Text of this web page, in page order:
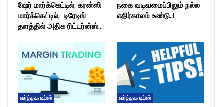
ஷேர் மார்க்கெட்டில், கரன்ஸி
மார்க்கெட்டில், டிரேடிங்
தளத்தில் அதிக ரிட்டர்ன்ஸ்…
நகை வடிவமைப்பிலும் நல்ல
எதிர்காலம் உண்டு..!
வர்த்தக டிப்ஸ் வர்த்தக டிப்ஸ்